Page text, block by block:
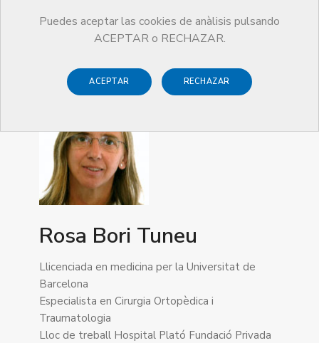
Puedes aceptar las cookies de anàlisis pulsando
ACEPTAR o RECHAZAR.
ACEPTAR RECHAZAR
Guardonat Edició 2016
Rosa Bori Tuneu
Llicenciada en medicina per la Universitat de
Barcelona
Especialista en Cirurgia Ortopèdica i
Traumatologia
Lloc de treball Hospital Plató Fundació Privada